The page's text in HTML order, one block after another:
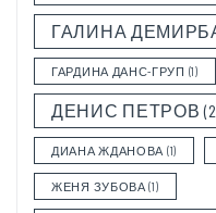
ГАЛИНА
ГАРДИНА ДАНС-ГРУП (1)
ДЕНИС ПЕТРОВ
ДИАНА ЖДАНОВА (1)
ЖЕНЯ ЗУБОВА (1)